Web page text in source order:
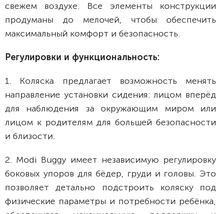
свежем воздухе. Все элементы конструкции
продуманы до мелочей, чтобы обеспечить
максимальный комфорт и безопасность.
Регулировки и функциональность:
1. Коляска предлагает возможность менять
направление установки сидения: лицом вперёд
для наблюдения за окружающим миром или
лицом к родителям для большей безопасности
и близости.
2. Modi Buggy имеет независимую регулировку
боковых упоров для бёдер, груди и головы. Это
позволяет детально подстроить коляску под
физические параметры и потребности ребёнка,